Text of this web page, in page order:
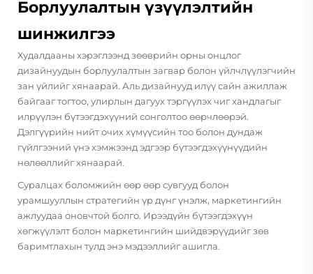
Борлуулалтын үзүүлэлтийн
шинжилгээ
Худалдааны хэрэглээнд зөөврийн орны онцлог
дизайнуудын борлуулалтын загвар болон үйлчлүүлэгчийн
зан үйлийг хянаарай. Аль дизайнууд илүү сайн ажиллаж
байгааг тогтоо, улирлын дагуух тэргүүлэх чиг хандлагыг
илрүүлэн бүтээгдэхүүний сонголтоо өөрчлөөрэй.
Дэлгүүрийн нийт очих хүмүүсийн тоо болон дундаж
гүйлгээний үнэ хэмжээнд эдгээр бүтээгдэхүүнүүдийн
нөлөөллийг хянаарай.
Суралцах боломжийн өөр өөр сувгууд болон
урамшууллын стратегийн үр дүнг үнэлж, маркетингийн
ажлуудаа оновчтой болго. Ирээдүйн бүтээгдэхүүн
хөгжүүлэлт болон маркетингийн шийдвэрүүдийг зөв
баримтлахын тулд энэ мэдээллийг ашигла.